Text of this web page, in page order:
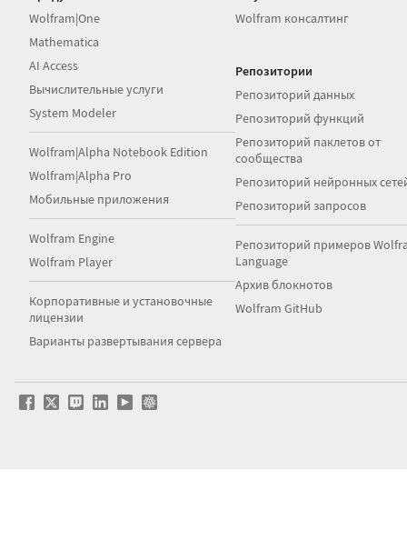
Wolfram|One
Mathematica
AI Access
Вычислительные услуги
System Modeler
Wolfram|Alpha Notebook Edition
Wolfram|Alpha Pro
Мобильные приложения
Wolfram Engine
Wolfram Player
Корпоративные и установочные
лицензии
Варианты развертывания сервера
Wolfram консалтинг
Репозитории
Репозиторий данных
Репозиторий функций
Репозиторий паклетов от
сообщества
Репозиторий нейронных
Репозиторий запросов
Репозиторий примеров
Language
Архив блокнотов
Wolfram GitHub